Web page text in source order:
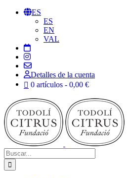
Saltar
ES
ES
EN
VAL
Detalles de la cuenta
0 artículos
0,00 €
Buscar: